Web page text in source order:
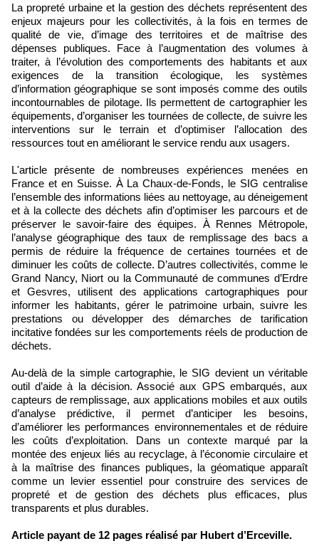
La propreté urbaine et la gestion des déchets représentent des
enjeux majeurs pour les collectivités, à la fois en termes de
qualité de vie, d’image des territoires et de maîtrise des
dépenses publiques. Face à l’augmentation des volumes à
traiter, à l’évolution des comportements des habitants et aux
exigences de la transition écologique, les systèmes
d’information géographique se sont imposés comme des outils
incontournables de pilotage. Ils permettent de cartographier les
équipements, d’organiser les tournées de collecte, de suivre les
interventions sur le terrain et d’optimiser l’allocation des
ressources tout en améliorant le service rendu aux usagers.
L'article présente de nombreuses expériences menées en
France et en Suisse. À La Chaux-de-Fonds, le SIG centralise
l’ensemble des informations liées au nettoyage, au déneigement
et à la collecte des déchets afin d’optimiser les parcours et de
préserver le savoir-faire des équipes. À Rennes Métropole,
l’analyse géographique des taux de remplissage des bacs a
permis de réduire la fréquence de certaines tournées et de
diminuer les coûts de collecte. D’autres collectivités, comme le
Grand Nancy, Niort ou la Communauté de communes d’Erdre
et Gesvres, utilisent des applications cartographiques pour
informer les habitants, gérer le patrimoine urbain, suivre les
prestations ou développer des démarches de tarification
incitative fondées sur les comportements réels de production de
déchets.
Au-delà de la simple cartographie, le SIG devient un véritable
outil d’aide à la décision. Associé aux GPS embarqués, aux
capteurs de remplissage, aux applications mobiles et aux outils
d’analyse prédictive, il permet d’anticiper les besoins,
d’améliorer les performances environnementales et de réduire
les coûts d’exploitation. Dans un contexte marqué par la
montée des enjeux liés au recyclage, à l’économie circulaire et
à la maîtrise des finances publiques, la géomatique apparaît
comme un levier essentiel pour construire des services de
propreté et de gestion des déchets plus efficaces, plus
transparents et plus durables.
Article payant de 12 pages réalisé par Hubert d’Erceville.